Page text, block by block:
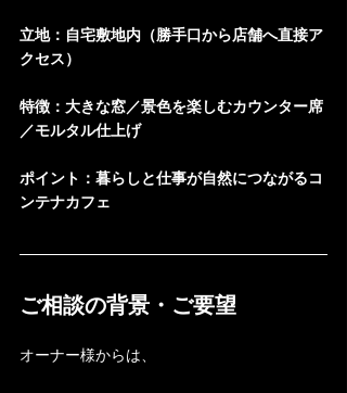
立地：自宅敷地内（勝手口から店舗へ直接ア
クセス）
特徴：大きな窓／景色を楽しむカウンター席
／モルタル仕上げ
ポイント：暮らしと仕事が自然につながるコ
ンテナカフェ
ご相談の背景・ご要望
オーナー様からは、